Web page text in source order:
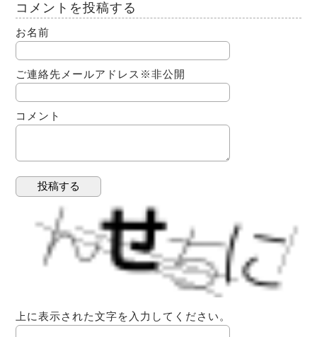
コメントを投稿する
お名前
ご連絡先メールアドレス ※非公開
コメント
上に表示された文字を入力してください。